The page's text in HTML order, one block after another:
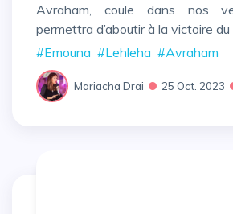
Avraham, coule dans nos
permettra d’aboutir à la victoire du
#Emouna #Lehleha #Avraham
Mariacha Drai 25 Oct. 2023